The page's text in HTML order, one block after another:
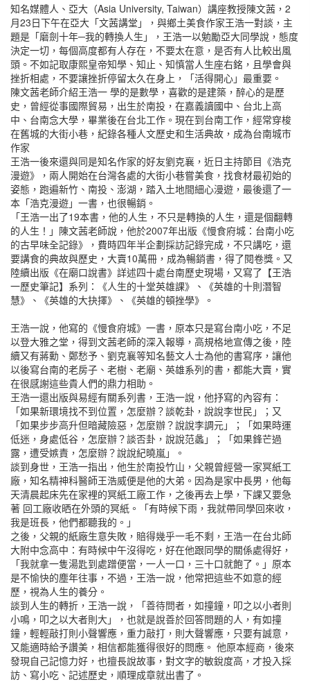
知名媒體人、亞大（Asia University, Taiwan）講座教授陳文茜，2
月23日下午在亞大「文茜講堂」，與鄉土美食作家王浩一對談，主
題是「磨劍十年─我的轉換人生」，王浩一以勉勵亞大同學說，態度
決定一切，每個高度都有人存在，不要太在意，是否有人比較出風
頭。不如記取康熙皇帝知學、知止、知慎當人生座右銘，且學會與
挫折相處，不要讓挫折停留太久在身上，「活得開心」最重要。
陳文茜老師介紹王浩一 學的是數學，喜歡的是建築，醉心的是歷
史，曾經從事國際貿易，出生於南投，在嘉義讀國中、台北上高
中、台南念大學，畢業後在台北工作。現在到台南工作，經常穿梭
在舊城的大街小巷，紀錄各種人文歷史和生活典故，成為台南城市
作家
王浩一後來還與同是知名作家的好友劉克襄，近日主持節目《浩克
漫遊》，兩人開始在台灣各處的大街小巷嘗美食，找食材最初始的
姿態，跑遍新竹、南投、澎湖，踏入土地間細心漫遊，最後還了一
本「浩克漫遊」一書，也很暢銷。
「王浩一出了19本書，他的人生，不只是轉換的人生，還是個翻轉
的人生！」陳文茜老師說，他於2007年出版《慢食府城：台南小吃
的古早味全記錄》，費時四年半企劃採訪記錄完成，不只講吃，還
要講食的典故與歷史，大賣10萬冊，成為暢銷書，得了閱卷獎。又
陸續出版《在廟口說書》詳述四十處台南歷史現場，又寫了【王浩
一歷史筆記】系列：《人生的十堂英雄課》、《英雄的十則潛智
慧》、《英雄的大抉擇》、《英雄的頓挫學》。
王浩一說，他寫的《慢食府城》一書，原本只是寫台南小吃，不足
以登大雅之堂，得到文茜老師的深入報導，高規格地宣傳之後，陸
續又有蔣勳、鄭愁予、劉克襄等知名藝文人士為他的書寫序，讓他
以後寫台南的老房子、老樹、老廟、英雄系列的書，都能大賣，實
在很感謝這些貴人們的鼎力相助。
王浩一還出版與易經有關系列書，王浩一說，他抒寫的內容有：
「如果新環境找不到位置，怎麼辦？談乾卦，說說李世民」；又
「如果步步高升但暗藏險惡，怎麼辦？說說李調元」；「如果時運
低迷，身處低谷，怎麼辦？談否卦，說說范蠡」；「如果鋒芒過
露，遭受嫉責，怎麼辦？說說紀曉嵐」。
談到身世，王浩一指出，他生於南投竹山，父親曾經營一家冥紙工
廠，知名精神科醫師王浩威便是他的大弟。因為是家中長男，他每
天清晨起床先在家裡的冥紙工廠工作，之後再去上學，下課又要急
著 回工廠收晒在外頭的冥紙。「有時候下雨，我就帶同學回來收，
我是班長，他們都聽我的。」
之後，父親的紙廠生意失敗，賠得幾乎一毛不剩，王浩一在台北師
大附中念高中：有時候中午沒得吃，好在他跟同學的關係處得好，
「我就拿一隻湯匙到處蹭便當，一人一口，三十口就飽了。」原本
是不愉快的塵年往事，不過，王浩一說，他常把這些不如意的經
歷，視為人生的養分。
談到人生的轉折，王浩一說，「善待問者，如撞鐘，叩之以小者則
小鳴，叩之以大者則大」，也就是說善於回答問題的人，有如撞
鐘，輕輕敲打則小聲響應，重力敲打，則大聲響應，只要有誠意，
又能適時給予讚美，相信都能獲得很好的問應。 他原本經商，後來
發現自己記憶力好，也擅長說故事，對文字的敏銳度高，才投入採
訪、寫小吃、記述歷史，順理成章就出書了。